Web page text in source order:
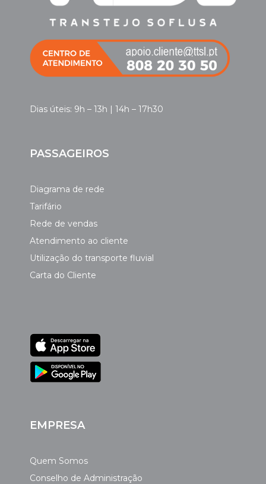
Dias úteis: 9h – 13h | 14h – 17h30
PASSAGEIROS
Diagrama de rede
Tarifário
Rede de vendas
Atendimento ao cliente
Utilização do transporte fluvial
Carta do Cliente
EMPRESA
Quem Somos
Conselho de Administração